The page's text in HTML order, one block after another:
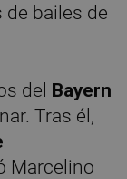
bailes de
del Bayern
Tras él,
Marcelino